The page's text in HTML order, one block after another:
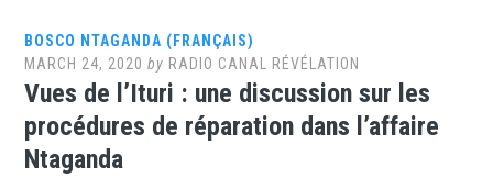
BOSCO NTAGANDA (FRANÇAIS)
MARCH 24, 2020 by RADIO CANAL RÉVÉLATION
Vues de l’Ituri : une discussion sur les
procédures de réparation dans l’affaire
Ntaganda